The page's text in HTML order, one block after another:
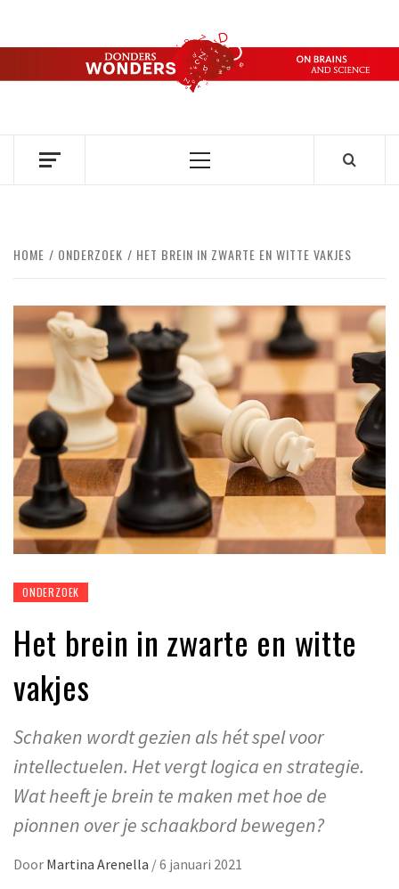
de
DONDERS
OVER HERSENEN EN WETENSCHAP // ON BRAINS AND
Primair
HOME ONDERZOEK HET BREIN IN ZWARTE EN WITTE VAKJES
ONDERZOEK
Het brein in zwarte en witte
vakjes
Schaken wordt gezien als hét spel voor
intellectuelen. Het vergt logica en strategie.
Wat heeft je brein te maken met hoe de
pionnen over je schaakbord bewegen?
Door Martina Arenella /6 januari 2021